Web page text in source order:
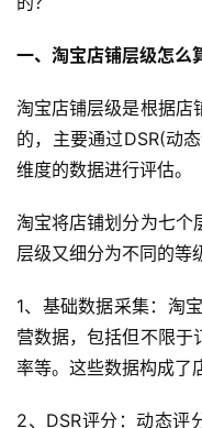
一、淘宝店铺层级怎么
淘宝店铺层级是根据店
的，主要通过DSR(动
维度的数据进行评估。
淘宝将店铺划分为七个
层级又细分为不同的等
1、基础数据采集：淘
营数据，包括但不限于
率等。这些数据构成了
2、DSR评分：动态评